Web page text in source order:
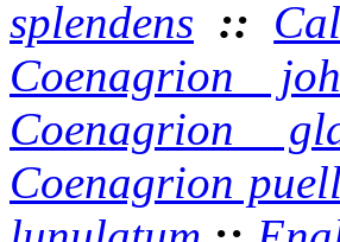
splendens ::
Coenagrion
Coenagrion
Coenagrion